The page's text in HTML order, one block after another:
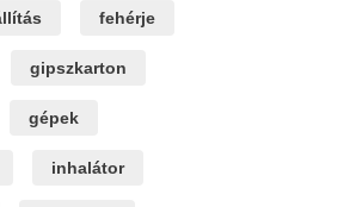
fehérje
gipszkarton
gépek
inhalátor